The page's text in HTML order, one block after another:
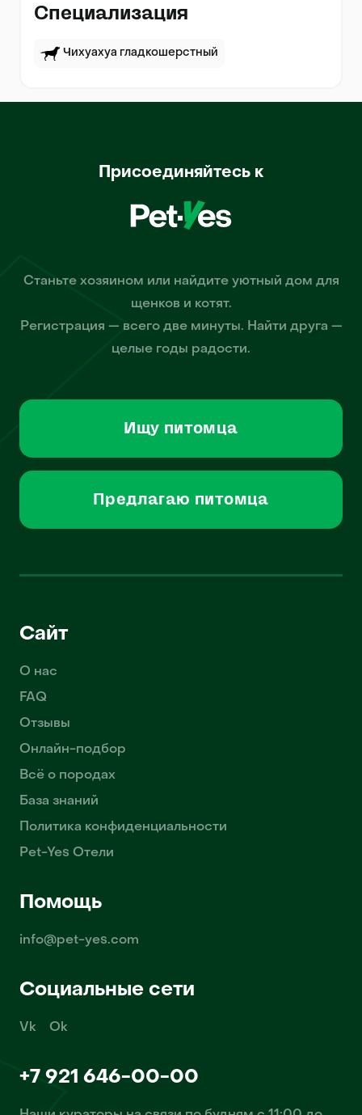
Специализация
Чихуахуа гладкошерстный
Присоединяйтесь к
Станьте хозяином или найдите уютный дом для
щенков и котят.
Регистрация — всего две минуты. Найти друга —
целые годы радости.
Ищу питомца
Предлагаю питомца
Сайт
О нас
FAQ
Отзывы
Онлайн-подбор
Всё о породах
База знаний
Политика конфиденциальности
Pet-Yes Отели
Помощь
info@pet-yes.com
Социальные сети
Vk Ok
+7 921 646-00-00